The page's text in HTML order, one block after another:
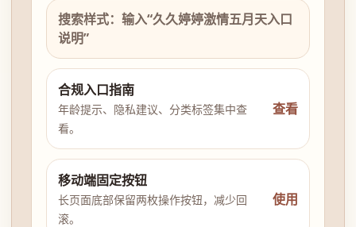
搜索样式：输入“久久婷婷激情五月天入口
说明”
合规入口指南
年龄提示、隐私建议、分类标签集中查
看。
查看
移动端固定按钮
长页面底部保留两枚操作按钮，减少回
滚。
使用